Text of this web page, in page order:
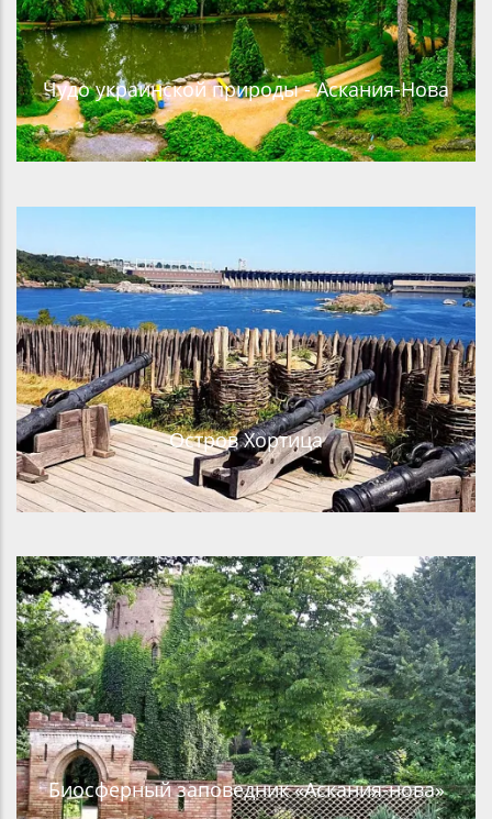
Чудо украинской природы - Аскания-Нова
Остров Хортица
Биосферный заповедник «Аскания-нова»